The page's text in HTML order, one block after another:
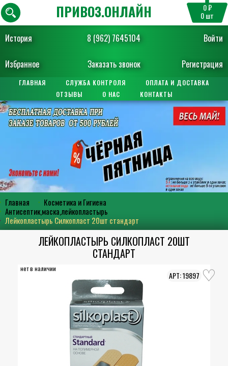
История 8 (962) 7645104 Войти
Избранное Заказать звонок Регистрация
ПРИВОЗ.ОНЛАЙН 0 ₽
0шт
ГЛАВНАЯ СЛУЖБА КОНТРОЛЯ
ОПЛАТА И ДОСТАВКА
ОТЗЫВЫ
О НАС КОНТАКТЫ
Главная
Косметика и Гигиена
Антисептик,маска,лейкопластырь
Лейкопластырь Силкопласт 20шт стандарт
ЛЕЙКОПЛАСТЫРЬ СИЛКОПЛАСТ 20ШТ
СТАНДАРТ
нет в наличии
19897